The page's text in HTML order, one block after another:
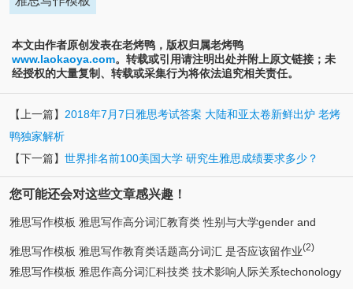
本文由作者原创发表在老烤鸭，版权归属老烤鸭
www.laokaoya.com。转载或引用请注明出处并附上原文链接；未
经授权的大量复制、转载或采集行为将依法追究相关责任。
【上一篇】 2018年7月7日雅思考试答案 大陆和亚太卷新鲜出炉 老烤
鸭独家解析
【下一篇】 世界排名前100美国大学 研究生雅思成绩要求多少？
您可能还会对这些文章感兴趣！
雅思写作模板 雅思写作高分词汇教育类 性别与大学gender and
university(3)
雅思写作模板 雅思写作教育类话题高分词汇 是否应该留作业(2)
雅思写作模板 雅思作高分词汇科技类 技术影响人际关系techonology